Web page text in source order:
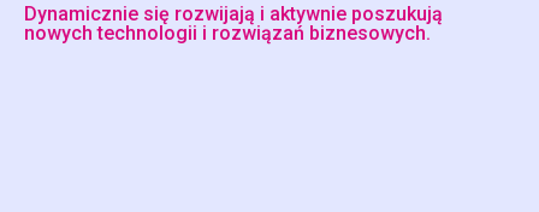
Dynamicznie się rozwijają i aktywnie poszukują
nowych technologii i rozwiązań biznesowych.